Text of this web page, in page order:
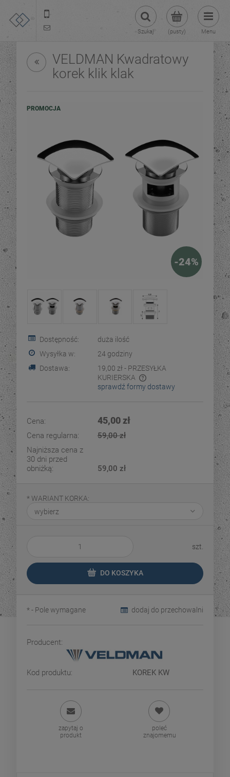
(pusty)
Szukaj Menu
VELDMAN Kwadratowy
korek klik klak
PROMOCJA
-24%
Dostępność:
duża ilość
Wysyłka w:
24 godziny
Dostawa:
19,00 zł - PRZESYŁKA
KURIERSKA
Cena nie zawiera ewentualnych kosztów płatności
sprawdź formy dostawy
Cena: 45,00 zł
Cena regularna:
59,00 zł
Najniższa cena z
30 dni przed
obniżką:
59,00 zł
*WARIANT KORKA:
szt.
DO KOSZYKA
dodaj do przechowalni
*- Pole wymagane
Producent:
Kod produktu: KOREK KW
zapytaj o
produkt
poleć
znajomemu